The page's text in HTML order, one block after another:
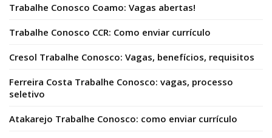
Trabalhe Conosco Coamo: Vagas abertas!
Trabalhe Conosco CCR: Como enviar currículo
Cresol Trabalhe Conosco: Vagas, benefícios, requisitos
Ferreira Costa Trabalhe Conosco: vagas, processo
seletivo
Atakarejo Trabalhe Conosco: como enviar currículo